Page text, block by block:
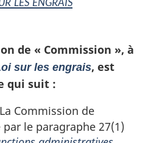
de « Commission », à
sur les engrais, est
qui suit :
La Commission de
le paragraphe 27(1)